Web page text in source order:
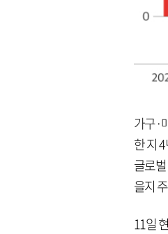
가구·
한 지
글로
을지
11일